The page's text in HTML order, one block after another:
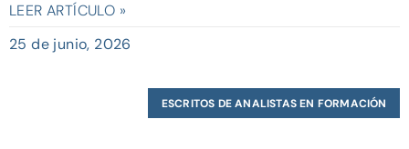
LEER ARTÍCULO »
25 de junio, 2026
ESCRITOS DE ANALISTAS EN FORMACIÓN